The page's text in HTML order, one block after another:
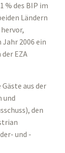
% des BIP im
Ländern
2006 ein
EZA
aus der
und
den
und -